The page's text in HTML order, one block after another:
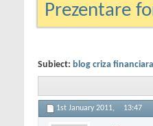
Prezentare
Subiect: blog criza
1st January 2011, 13:47